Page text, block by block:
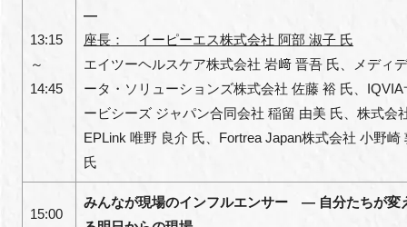
13:15
～
14:45
―
座長： イーピーエス株式会社 阿部 淑子 氏
エイツーヘルスケア株式会社 岩﨑 晋吾氏 、メディデ
ータ・ソリューションズ株式会社 佐藤 裕 氏、IQVIA
ービシーズ ジャパン合同会社 稲留 由美 氏 、株式会
EPLink 唯野 良介 氏 、Fortrea Japan株式会社 小野崎
氏
15:00
みんなが現場のインフルエンサー ― 自分たちが変